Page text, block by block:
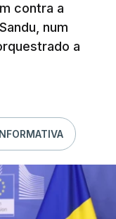
contra a
num
a